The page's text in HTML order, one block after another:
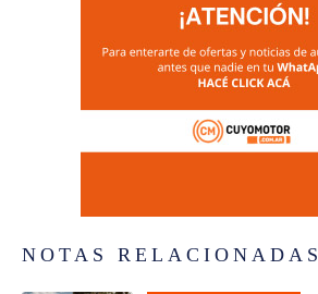
NOTAS RELACIONADAS